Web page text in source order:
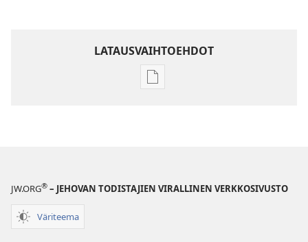
LATAUSVAIHTOEHDOT
Julkaisujen
JW.ORG® – JEHOVAN TODISTAJIEN VIRALLINEN VERKKOSIVUSTO
Väriteema